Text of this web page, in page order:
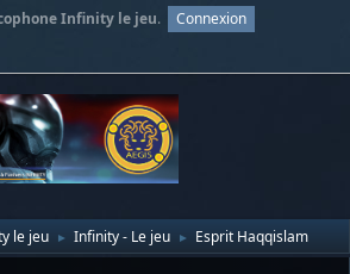
Infinity le jeu.
Connexion
le jeu ► Infinity - Le jeu ► Esprit Haqqislam